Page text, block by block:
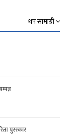
थप सामाग्री
पुरस्कार